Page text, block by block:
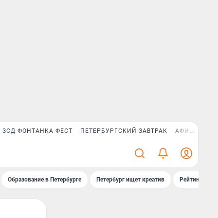
ЗСД ФОНТАНКА ФЕСТ ПЕТЕРБУРГСКИЙ ЗАВТРАК АФИША PLUS
Образование в Петербурге Петербург ищет креатив Рейтинги